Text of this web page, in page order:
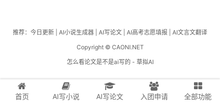
推荐： 今日更新 AI小说生成器 AI写论文 AI高考志愿填报
AI文言文翻译
Copyright © CAONI.NET
怎么看论文是不是ai写的 - 草拟AI
首页 AI写小说 AI写论文 入团申请 全部功能